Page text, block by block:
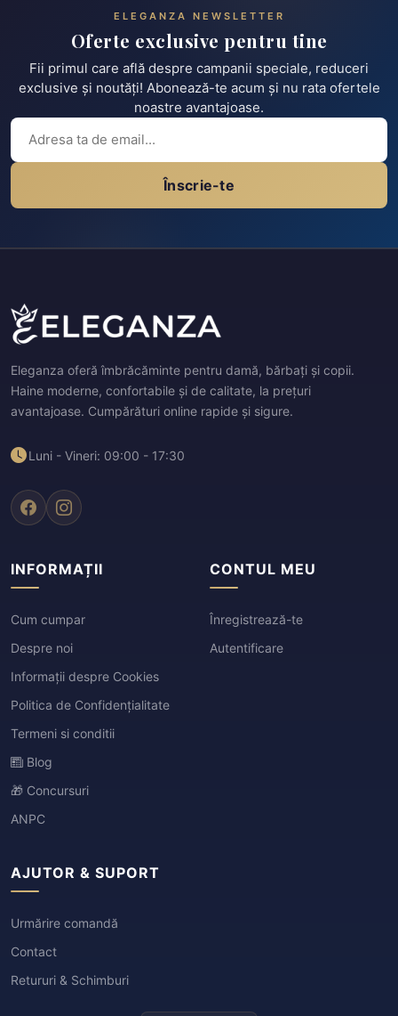
ELEGANZA NEWSLETTER
Oferte exclusive pentru tine
Fii primul care află despre campanii speciale, reduceri
exclusive și noutăți! Abonează-te acum și nu rata ofertele
noastre avantajoase.
Înscrie-te
Eleganza oferă îmbrăcăminte pentru damă, bărbați și copii.
Haine moderne, confortabile și de calitate, la prețuri
avantajoase. Cumpărături online rapide și sigure.
Luni - Vineri: 09:00 - 17:30
INFORMAȚII
Cum cumpar
Despre noi
Informații despre Cookies
Politica de Confidențialitate
Termeni si conditii
Blog
🎁 Concursuri
ANPC
CONTUL MEU
Înregistrează-te
Autentificare
AJUTOR & SUPORT
Urmărire comandă
Contact
Retururi & Schimburi